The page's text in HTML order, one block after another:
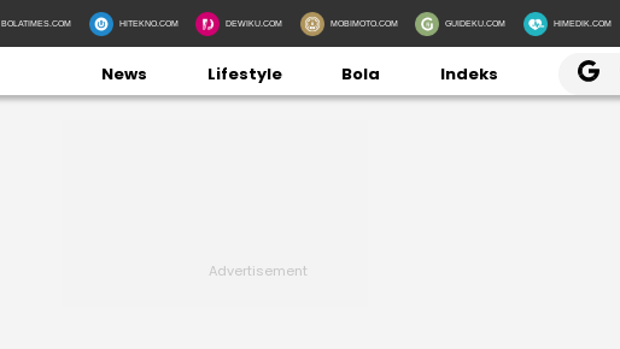
BOLATIMES.COM HITEKNO.COM DEWIKU.COM MOBIMOTO.COM GUIDEKU.COM HIMEDIK.COM
News Lifestyle Bola Indeks